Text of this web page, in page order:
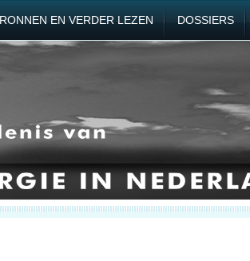
EN VERDER LEZEN DOSSIERS